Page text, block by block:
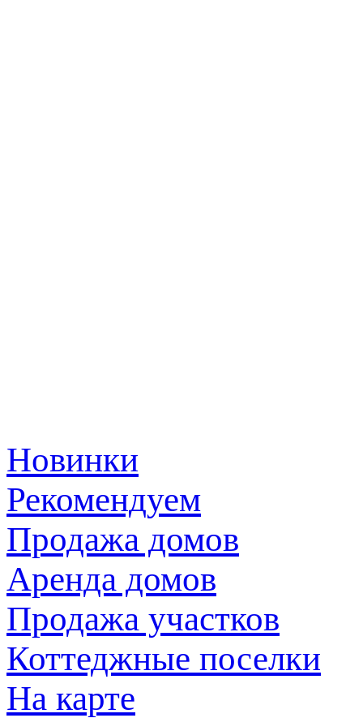
Новинки
Рекомендуем
Продажа домов
Аренда домов
Продажа участков
Коттеджные поселки
На карте